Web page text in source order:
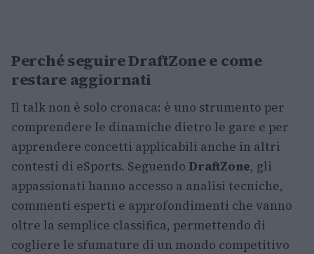
Perché seguire DraftZone e come
restare aggiornati
Il talk non è solo cronaca: è uno strumento per
comprendere le dinamiche dietro le gare e per
apprendere concetti applicabili anche in altri
contesti di eSports. Seguendo DraftZone, gli
appassionati hanno accesso a analisi tecniche,
commenti esperti e approfondimenti che vanno
oltre la semplice classifica, permettendo di
cogliere le sfumature di un mondo competitivo